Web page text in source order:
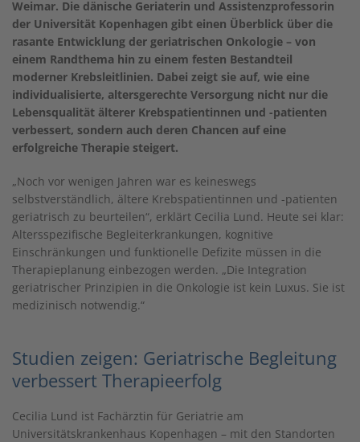
Weimar. Die dänische Geriaterin und Assistenzprofessorin
der Universität Kopenhagen gibt einen Überblick über die
rasante Entwicklung der geriatrischen Onkologie – von
einem Randthema hin zu einem festen Bestandteil
moderner Krebsleitlinien. Dabei zeigt sie auf, wie eine
individualisierte, altersgerechte Versorgung nicht nur die
Lebensqualität älterer Krebspatientinnen und -patienten
verbessert, sondern auch deren Chancen auf eine
erfolgreiche Therapie steigert.
„Noch vor wenigen Jahren war es keineswegs
selbstverständlich, ältere Krebspatientinnen und -patienten
geriatrisch zu beurteilen“, erklärt Cecilia Lund. Heute sei klar:
Altersspezifische Begleiterkrankungen, kognitive
Einschränkungen und funktionelle Defizite müssen in die
Therapieplanung einbezogen werden. „Die Integration
geriatrischer Prinzipien in die Onkologie ist kein Luxus. Sie ist
medizinisch notwendig.“
Studien zeigen: Geriatrische Begleitung
verbessert Therapieerfolg
Cecilia Lund ist Fachärztin für Geriatrie am
Universitätskrankenhaus Kopenhagen – mit den Standorten